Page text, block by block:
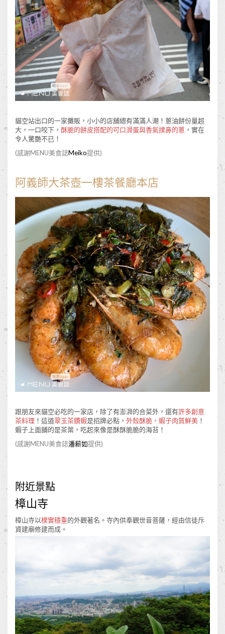
貓空站出口的一家攤販，小小的店舖總有滿滿人潮！蔥油餅份量超
大，一口咬下， 酥脆的餅皮搭配的可口滑蛋與香氣撲鼻的蔥 ，實在
令人驚艷不已！
(感謝MENU美食誌Meiko提供)
阿義師大茶壺一樓茶餐廳本店
跟朋友來貓空必吃的一家店，除了有澎湃的合菜外，還有許多創意
茶料理 ！這道翠玉茶鑽蝦是招牌必點， 外殼酥脆，蝦子肉質鮮美 ！
蝦子上面舖的是茶葉，吃起來像是酥酥脆脆的海苔！
(感謝MENU美食誌潘薪如提供)
附近景點
樟山寺
樟山寺以樸實穩重的外觀著名。寺內供奉觀世音菩薩，經由信徒斥
資建廟修建而成。